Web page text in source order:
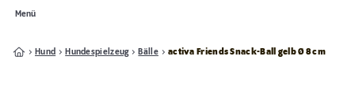
Menü
Hund Hundespielzeug Bälle activa Friends Snack-Ball gelb Ø 8 cm